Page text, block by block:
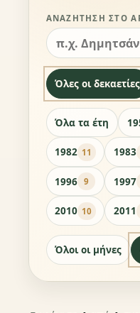
ΑΝΑΖΉΤΗΣΗ ΣΤΟ
Όλες οι δεκαετίες
Όλα τα έτη
1982 11 1983
1996 9 1997
2010 10 2011
Όλοι οι μήνες